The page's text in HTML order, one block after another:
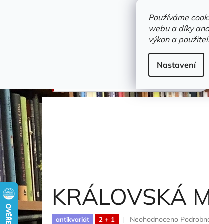
Používáme
webu a díky
výkon a
Nastavení
Novinky
Gullvaag Olav
KRÁLOVSKÁ
antikvariát 2 + 1
Průměrné
Neohodnoceno